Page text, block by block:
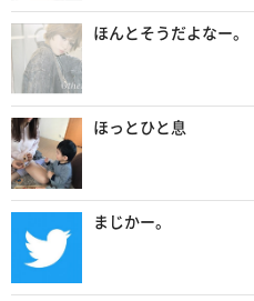
ほんとそうだよなー。
ほっとひと息
まじかー。